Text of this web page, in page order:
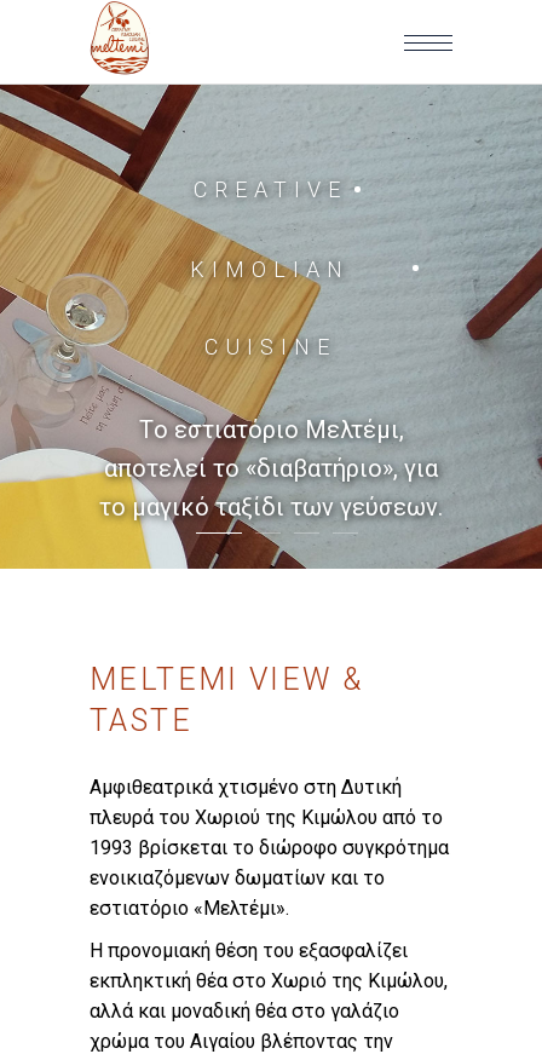
CREATIVE
KIMOLIAN
CUISINE
Tο εστιατόριο Μελτέμι,
αποτελεί το «διαβατήριο», για
το μαγικό ταξίδι των γεύσεων.
MELTEMI VIEW &
TASTE
Αμφιθεατρικά χτισμένο στη Δυτική
πλευρά του Χωριού της Κιμώλου από το
1993 βρίσκεται το διώροφο συγκρότημα
ενοικιαζόμενων δωματίων και το
εστιατόριο «Μελτέμι».
Η προνομιακή θέση του εξασφαλίζει
εκπληκτική θέα στο Χωριό της Κιμώλου,
αλλά και μοναδική θέα στο γαλάζιο
χρώμα του Αιγαίου βλέποντας την